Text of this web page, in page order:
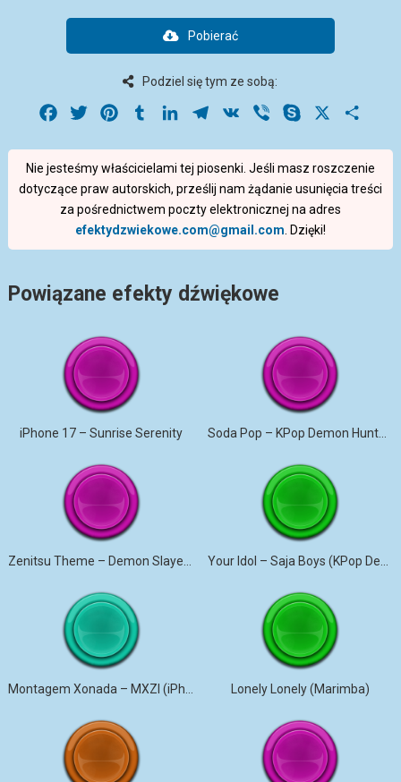
Pobierać
Podziel się tym ze sobą:
Facebook
Twitter PinterestTumblrLinkedInTelegram
VK Viber Skype
Nie jesteśmy właścicielami tej piosenki. Jeśli masz roszczenie
dotyczące praw autorskich, prześlij nam żądanie usunięcia treści
za pośrednictwem poczty elektronicznej na adres
efektydzwiekowe.com@gmail.com . Dzięki!
Powiązane efekty dźwiękowe
iPhone 17 – Sunrise Serenity Soda Pop – KPop Demon Hunters (Marimba)
Lonely Lonely (Marimba)